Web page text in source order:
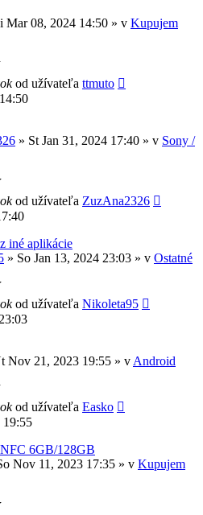
Mar 08, 2024 14:50 » v Kupujem
od užívateľa ttmuto
» St Jan 31, 2024 17:40 » v Sony /
od užívateľa ZuzAna2326
iné aplikácie
» So Jan 13, 2024 23:03 » v Ostatné
od užívateľa Nikoleta95
Nov 21, 2023 19:55 » v Android
od užívateľa Easko
6GB/128GB
Nov 11, 2023 17:35 » v Kupujem